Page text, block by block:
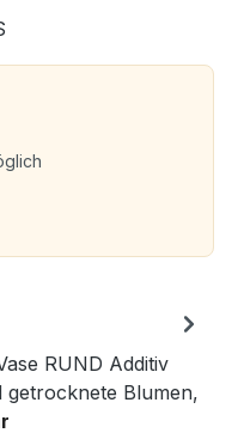
RUND Additiv
Blumen,